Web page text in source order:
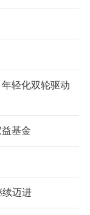
轻化双轮驱动
基金
续迈进